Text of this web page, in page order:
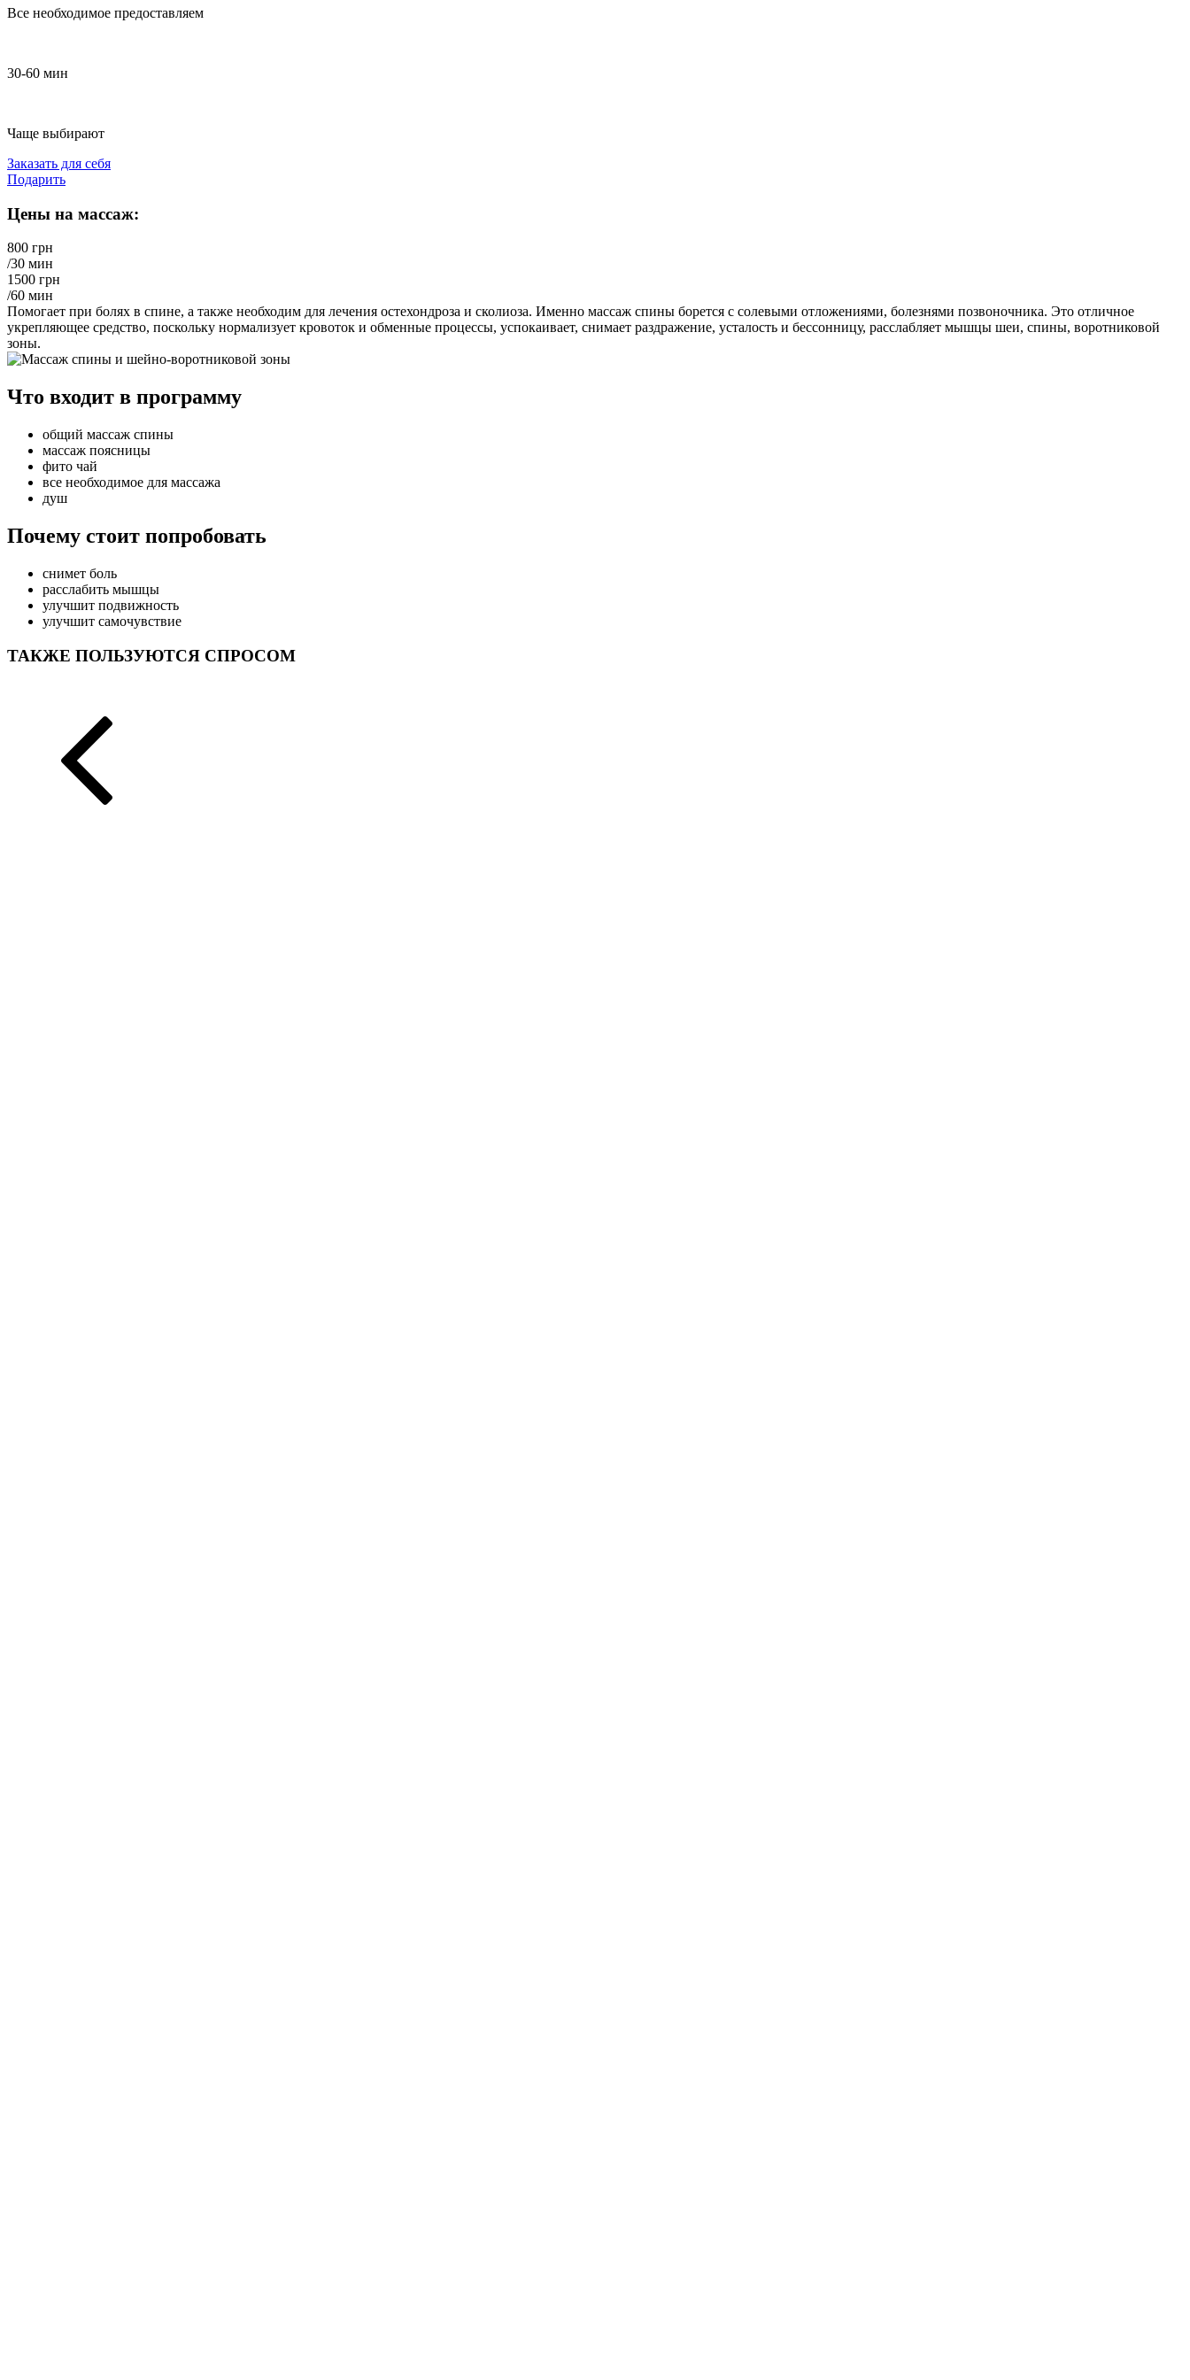
Все необходимое предоставляем
30-60 мин
Чаще выбирают
Заказать для себя
Подарить
Цены на массаж:
800 грн
/30 мин
1500 грн
/60 мин
Помогает при болях в спине, а также необходим для лечения остехондроза и сколиоза. Именно массаж спины борется с солевыми отложениями, болезнями позвоночника. Это отличное
укрепляющее средство, поскольку нормализует кровоток и обменные процессы, успокаивает, снимает раздражение, усталость и бессонницу, расслабляет мышцы шеи, спины, воротниковой
зоны.
Что входит в программу
общий массаж спины
массаж поясницы
фито чай
все необходимое для массажа
душ
Почему стоит попробовать
снимет боль
расслабить мышцы
улучшит подвижность
улучшит самочувствие
ТАКЖЕ ПОЛЬЗУЮТСЯ СПРОСОМ